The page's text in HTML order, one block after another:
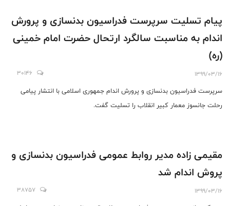
پیام تسلیت سرپرست فدراسیون بدنسازی و پرورش
اندام به مناسبت سالگرد ارتحال حضرت امام خمینی
(ره)
1399/03/16
30146
سرپرست فدراسیون بدنسازی و پرورش اندام جمهوری اسلامی با انتشار پیامی
رحلت جانسوز معمار کبیر انقلاب را تسلیت گفت.
مقیمی زاده مدیر روابط عمومی فدراسیون بدنسازی و
پروش اندام شد
1399/03/16
38757